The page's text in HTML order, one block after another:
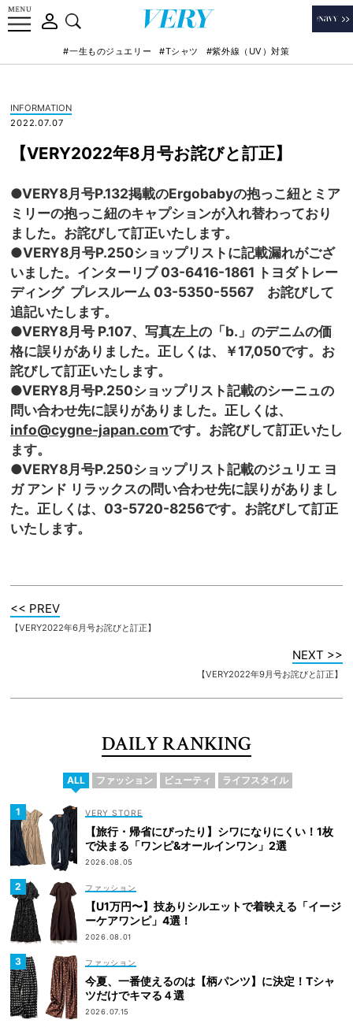
#一生ものジュエリー #Tシャツ #紫外線（UV）対策
INFORMATION
2022.07.07
【VERY2022年8月号お詫びと訂正】
●VERY8月号P.132掲載のErgobabyの抱っこ紐とミア
ミリーの抱っこ紐のキャプションが入れ替わっており
ました。お詫びして訂正いたします。
●VERY8月号P.250ショップリストに記載漏れがござ
いました。インターリブ 03-6416-1861 トヨダトレー
ディング プレスルーム 03-5350-5567 お詫びして
追記いたします。
●VERY8月号 P.107、写真左上の「b.」 のデニムの価
格に誤りがありました。正しくは、￥17,050です。お
詫びして訂正いたします。
●VERY8月号P.250ショップリスト記載のシーニュの
問い合わせ先に誤りがありました。正しくは、
info@cygne-japan.comです。お詫びして訂正いたし
ます。
●VERY8月号P.250ショップリスト記載のジュリエ ヨ
ガ アンド リラックスの問い合わせ先に誤りがありまし
た。正しくは、03-5720-8256です。お詫びして訂正
いたします。
<< PREV
【VERY2022年6月号お詫びと訂正】
NEXT >>
【VERY2022年9月号お詫びと訂正】
DAILY RANKING
ALL ファッション ビューティ ライフスタイル
VERY STORE
【旅行・帰省にぴったり】シワになりにくい！1枚
で決まる「ワンピ&オールインワン」2選
2026.08.05
ファッション
【U1万円〜】技ありシルエットで着映える「イージ
ーケアワンピ」4選！
2026.08.01
ファッション
今夏、一番使えるのは【柄パンツ】に決定！Tシャ
ツだけでキマる４選
2026.07.15